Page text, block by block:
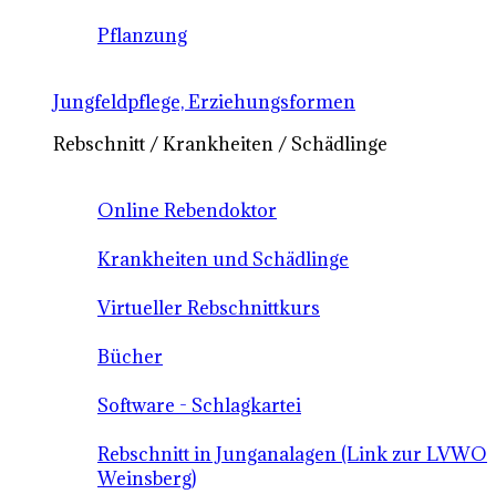
Pflanzung
Jungfeldpflege, Erziehungsformen
Rebschnitt / Krankheiten / Schädlinge
Online Rebendoktor
Krankheiten und Schädlinge
Virtueller Rebschnittkurs
Bücher
Software - Schlagkartei
Rebschnitt in Junganalagen (Link zur LVWO
Weinsberg)